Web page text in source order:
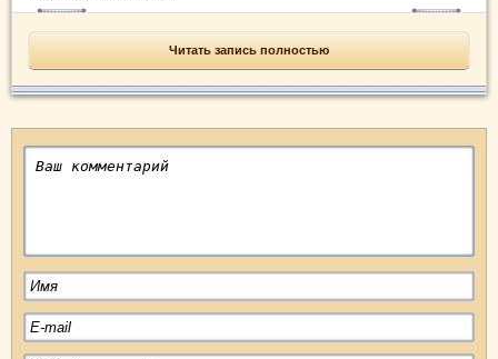
Читать запись полностью